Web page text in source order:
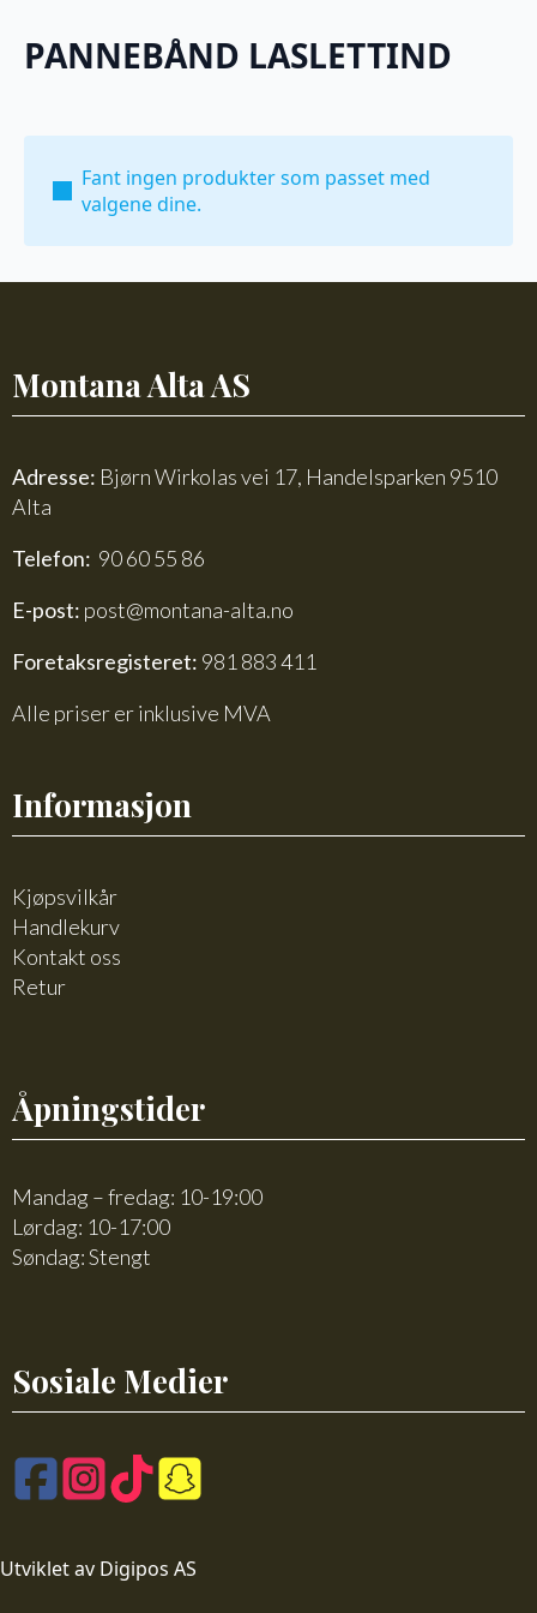
PANNEBÅND LASLETTIND
Fant ingen produkter som passet med
valgene dine.
Montana Alta AS
Adresse: Bjørn Wirkolas vei 17, Handelsparken 9510
Alta
Telefon: 90 60 55 86
E-post: post@montana-alta.no
Foretaksregisteret: 981 883 411
Alle priser er inklusive MVA
Informasjon
Kjøpsvilkår
Handlekurv
Kontakt oss
Retur
Åpningstider
Mandag – fredag: 10-19:00
Lørdag: 10-17:00
Søndag: Stengt
Sosiale Medier
Utviklet av Digipos AS